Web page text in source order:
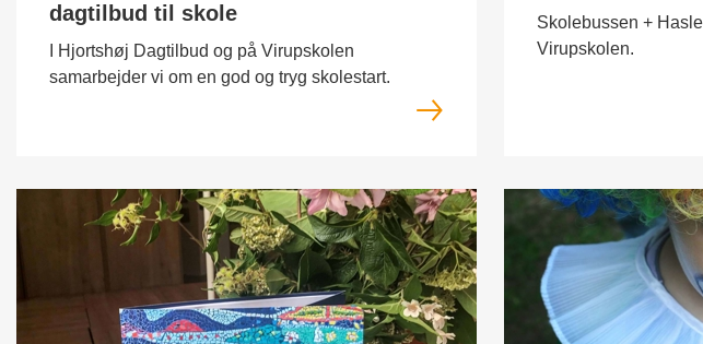
dagtilbud til skole
I Hjortshøj Dagtilbud og på Virupskolen
samarbejder vi om en god og tryg skolestart.
Skolebussen +
Virupskolen.